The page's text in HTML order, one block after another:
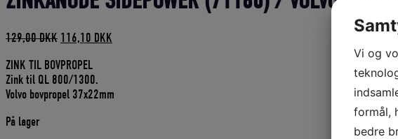
129,00DKK Den
pris
var:
129,00 DKK.
116,10 DKK
116,10 DKK.
ZINK TIL BOVPROPEL
Zink til QL 800/1300.
Volvo bovpropel 37x22mm
På lager
Vi og
formål,
bedre